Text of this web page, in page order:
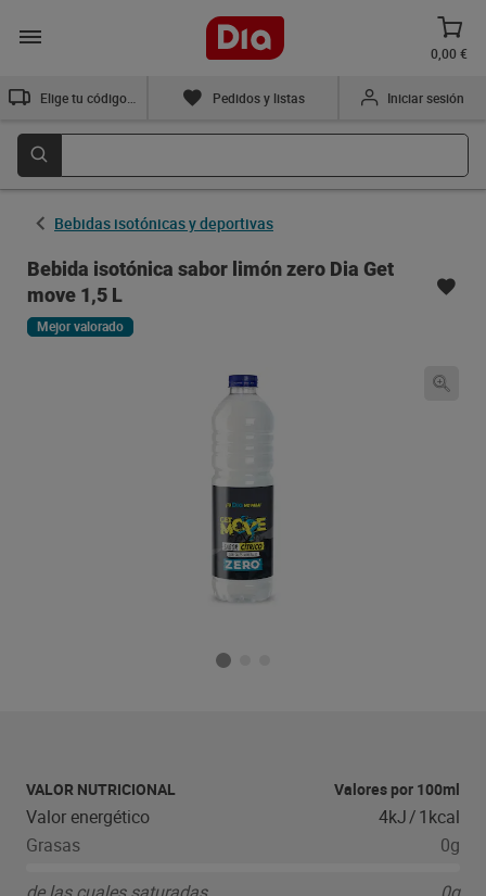
0,00 €
Pedidos y listas Iniciar sesión
Bebidas isotónicas y deportivas
Bebida isotónica sabor limón zero Dia Get
move 1,5 L
Mejor valorado
VALOR NUTRICIONAL Valores por 100ml
Valor energético 4kJ/1kcal
Grasas
0g